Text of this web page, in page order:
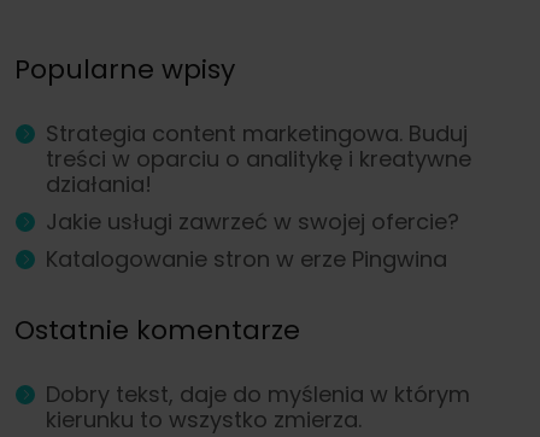
Popularne wpisy
Strategia content marketingowa. Buduj
treści w oparciu o analitykę i kreatywne
działania!
Jakie usługi zawrzeć w swojej ofercie?
Katalogowanie stron w erze Pingwina
Ostatnie komentarze
Dobry tekst, daje do myślenia w którym
kierunku to wszystko zmierza.